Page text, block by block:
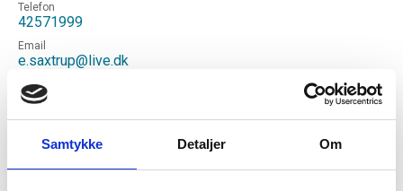
Samtykke Detaljer Om
Telefon
42571999
Email
e.saxtrup@live.dk
Hjemmeside
Sax Byg
Status
Aktiv
Uoplyst